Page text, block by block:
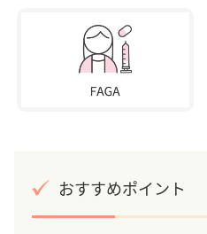
おすすめポイント